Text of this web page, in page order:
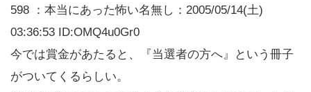
598 ：本当にあった怖い名無し：2005/05/14(土)
03:36:53 ID:OMQ4u0Gr0
今では賞金があたると、『当選者の方へ』という冊子
がついてくるらしい。